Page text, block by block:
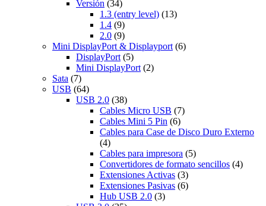
Versión (34)
1.3 (entry level) (13)
1.4 (9)
2.0 (9)
Mini DisplayPort & Displayport (6)
DisplayPort (5)
Mini DisplayPort (2)
Sata (7)
USB (64)
USB 2.0 (38)
Cables Micro USB (7)
Cables Mini 5 Pin (6)
Cables para Case de Disco Duro Externo
(4)
Cables para impresora (5)
Convertidores de formato sencillos (4)
Extensiones Activas (3)
Extensiones Pasivas (6)
Hub USB 2.0 (3)